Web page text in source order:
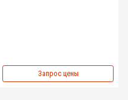
Запрос цены